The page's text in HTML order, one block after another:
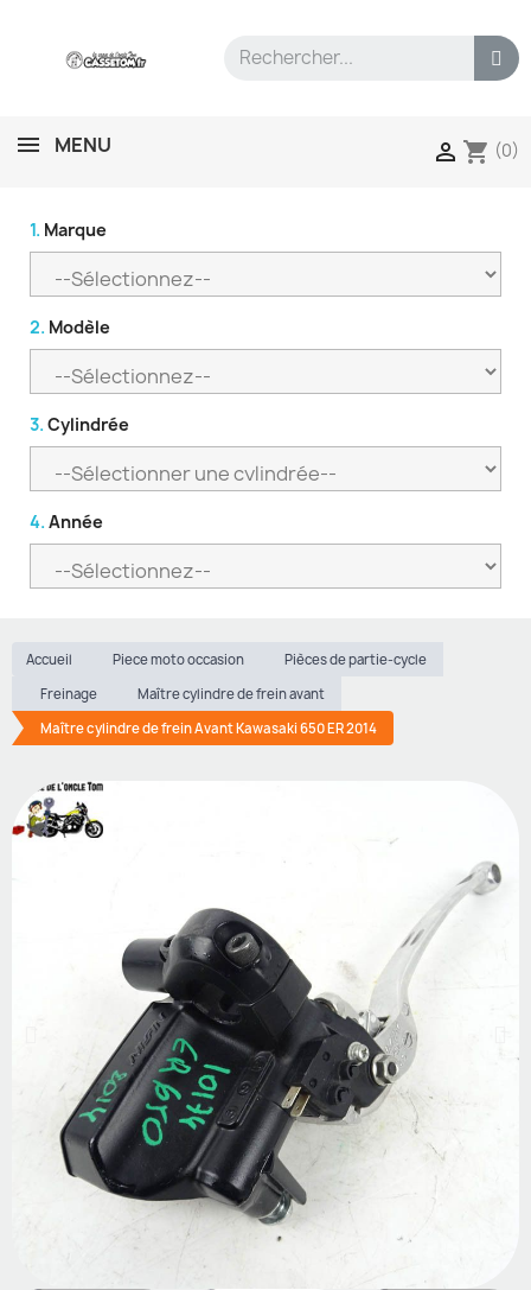
MENU  shopping_cart (0)
1. Marque
2. Modèle
3. Cylindrée
4. Année
Accueil Piece moto occasion
Pièces de partie-cycle
Freinage
Maître cylindre de frein avant
Maître cylindre de frein Avant Kawasaki 650 ER 2014